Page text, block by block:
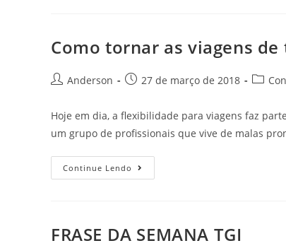
Como tornar as viagens
Anderson 27 de março de 2018
Hoje em dia, a flexibilidade para viagens faz
um grupo de profissionais que vive de malas
Continue Lendo
FRASE DA SEMANA TGI